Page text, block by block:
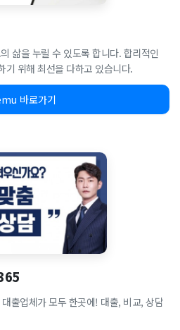
삶을 누릴 수 있도록 합니다. 합리적인
기 위해 최선을 다하고 있습니다.
바로가기
출업체가 모두 한곳에! 대출, 비교, 상담